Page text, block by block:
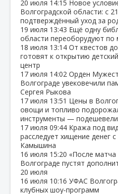
20 июля 14:15 Новое
Волгоградской области: с
подтверждённый уход за
19 июля 13:43 Ещё одну
области переоборудуют по
18 июля 13:14 От квестов
готовят к открытию
центр
17 июля 14:02 Орден
Волгограде увековечили
Сергея Рыкова
17 июля 13:51 Цены в
овощи и топливо
инструменты — подешевели
17 июля 09:44 Кража под
расследует хищение денег
Камышина
16 июля 15:20 «После
Волгограде пустят
20 июля
16 июля 10:16 УФАС
клубных шоу‑программ